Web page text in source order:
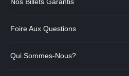
Foire Aux Questions
Qui Sommes-Nous?